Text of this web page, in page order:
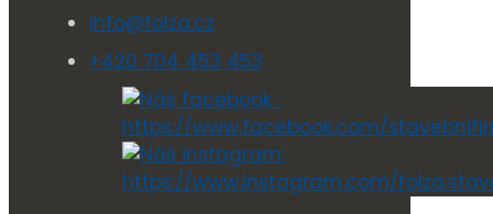
info@folza.cz
+420 704 453 453